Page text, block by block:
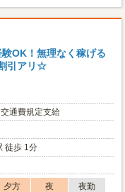
験OK！無理なく稼げる
引アリ☆
通費規定支給
徒歩 1分
夕方 夜
夜勤